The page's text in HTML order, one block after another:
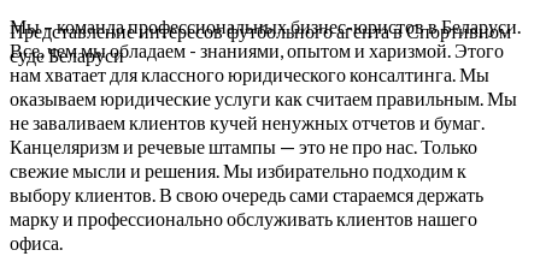
Представление интересов футбольного агента в Спортивном
суде Беларуси
Мы – команда профессиональных бизнес-юристов в Беларуси.
Все, чем мы обладаем - знаниями, опытом и харизмой. Этого
нам хватает для классного юридического консалтинга. Мы
оказываем юридические услуги как считаем правильным. Мы
не заваливаем клиентов кучей ненужных отчетов и бумаг.
Канцеляризм и речевые штампы — это не про нас. Только
свежие мысли и решения. Мы избирательно подходим к
выбору клиентов. В свою очередь сами стараемся держать
марку и профессионально обслуживать клиентов нашего
офиса.